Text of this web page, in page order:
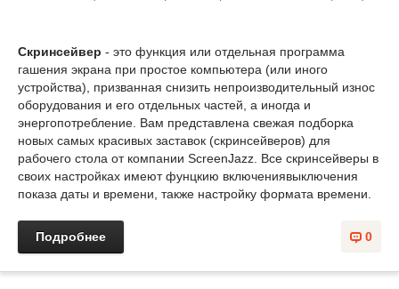
Скринсейвер - это функция или отдельная программа
гашения экрана при простое компьютера (или иного
устройства), призванная снизить непроизводительный износ
оборудования и его отдельных частей, а иногда и
энергопотребление. Вам представлена свежая подборка
новых самых красивых заставок (скринсейверов) для
рабочего стола от компании ScreenJazz. Все скринсейверы в
своих настройках имеют фунцкию включениявыключения
показа даты и времени, также настройку формата времени.
0
Подробнее